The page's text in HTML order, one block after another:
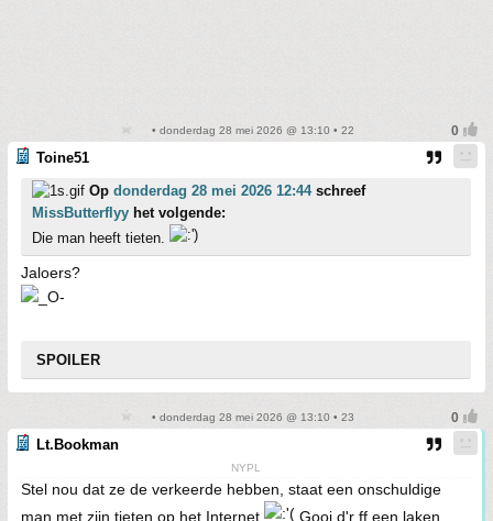
• donderdag 28 mei 2026 @ 13:10 • 22
Toine51
Op donderdag 28 mei 2026 12:44schreef
MissButterflyy het volgende:
Die man heeft tieten.
Jaloers?
SPOILER
• donderdag 28 mei 2026 @ 13:10 • 23
Lt.Bookman
NYPL
Stel nou dat ze de verkeerde hebben, staat een onschuldige
man met zijn tieten op het Internet
Gooi d'r ff een laken